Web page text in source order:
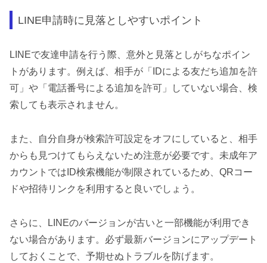
LINE申請時に見落としやすいポイント
LINEで友達申請を行う際、意外と見落としがちなポイン
トがあります。例えば、相手が「IDによる友だち追加を許
可」や「電話番号による追加を許可」していない場合、検
索しても表示されません。
また、自分自身が検索許可設定をオフにしていると、相手
からも見つけてもらえないため注意が必要です。未成年ア
カウントではID検索機能が制限されているため、QRコー
ドや招待リンクを利用すると良いでしょう。
さらに、LINEのバージョンが古いと一部機能が利用でき
ない場合があります。必ず最新バージョンにアップデート
しておくことで、予期せぬトラブルを防げます。